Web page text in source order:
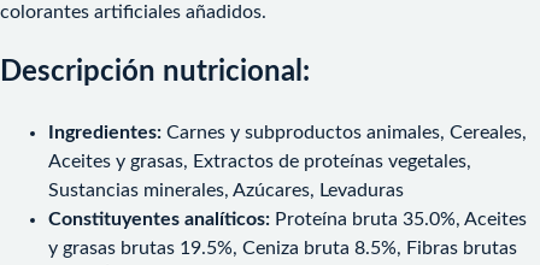
colorantes artificiales añadidos.
Descripción nutricional:
Ingredientes: Carnes y subproductos animales, Cereales,
Aceites y grasas, Extractos de proteínas vegetales,
Sustancias minerales, Azúcares, Levaduras
Constituyentes analíticos: Proteína bruta 35.0%, Aceites
y grasas brutas 19.5%, Ceniza bruta 8.5%, Fibras brutas